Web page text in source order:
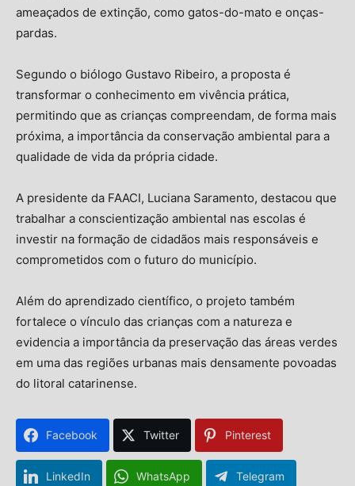
ameaçados de extinção, como gatos-do-mato e onças-
pardas.
Segundo o biólogo Gustavo Ribeiro, a proposta é
transformar o conhecimento em vivência prática,
permitindo que as crianças compreendam, de forma mais
próxima, a importância da conservação ambiental para a
qualidade de vida da própria cidade.
A presidente da FAACI, Luciana Saramento, destacou que
trabalhar a conscientização ambiental nas escolas é
investir na formação de cidadãos mais responsáveis e
comprometidos com o futuro do município.
Além do aprendizado científico, o projeto também
fortalece o vínculo das crianças com a natureza e
evidencia a importância da preservação das áreas verdes
em uma das regiões urbanas mais densamente povoadas
do litoral catarinense.
Facebook Twitter Pinterest
LinkedIn WhatsApp Telegram